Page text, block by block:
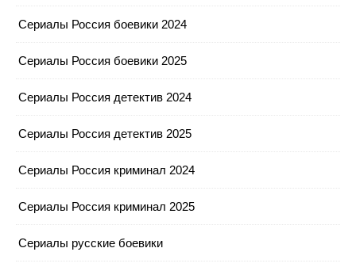
Сериалы Россия боевики 2024
Сериалы Россия боевики 2025
Сериалы Россия детектив 2024
Сериалы Россия детектив 2025
Сериалы Россия криминал 2024
Сериалы Россия криминал 2025
Сериалы русские боевики